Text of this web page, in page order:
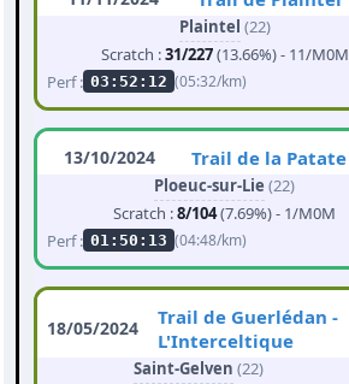
Plaintel (22)
Scratch :31/227(13.66%) - 11/M0M
Perf : 03:52:12 (05:32/km)
13/10/2024 Trail de la Patate
Ploeuc-sur-Lie (22)
Scratch :8/104(7.69%) - 1/M0M
Perf : 01:50:13 (04:48/km)
18/05/2024
Trail de Guerlédan -
L'Interceltique
Saint-Gelven (22)